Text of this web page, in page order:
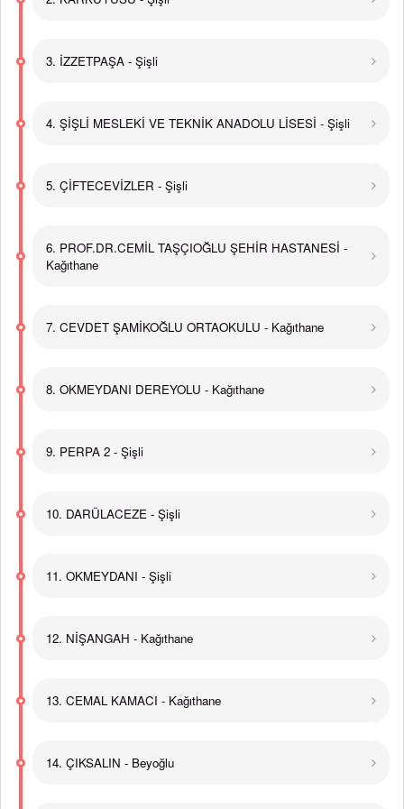
3. İZZETPAŞA - Şişli
4. ŞİŞLİ MESLEKİ VE TEKNİK ANADOLU LİSESİ - Şişli
5. ÇİFTECEVİZLER - Şişli
6. PROF.DR.CEMİL TAŞÇIOĞLU ŞEHİR HASTANESİ -
Kağıthane
7. CEVDET ŞAMİKOĞLU ORTAOKULU - Kağıthane
8. OKMEYDANI DEREYOLU - Kağıthane
9. PERPA 2 - Şişli
10. DARÜLACEZE - Şişli
11. OKMEYDANI - Şişli
12. NİŞANGAH - Kağıthane
13. CEMAL KAMACI - Kağıthane
14. ÇIKSALIN - Beyoğlu